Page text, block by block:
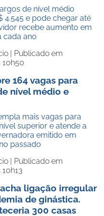
de nível médio
4.545 e pode chegar até
recebe aumento em
cada ano
| Publicado em
164 vagas para
nível médio e
mais vagas para
superior e atende a
emitido em
passado
| Publicado em
ligação irregular
de ginástica.
300 casas